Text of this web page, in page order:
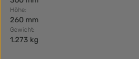
Höhe:
260 mm
Gewicht:
1.273 kg